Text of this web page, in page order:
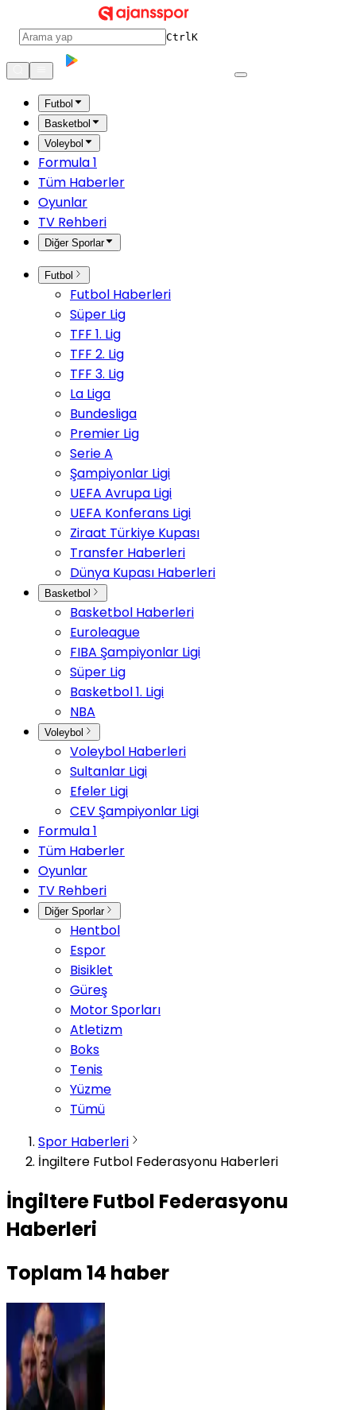
CtrlK
Futbol
Basketbol
Voleybol
Formula 1
Tüm Haberler
Oyunlar
TV Rehberi
Diğer Sporlar
Futbol
Futbol Haberleri
Süper Lig
TFF 1. Lig
TFF 2. Lig
TFF 3. Lig
La Liga
Bundesliga
Premier Lig
Serie A
Şampiyonlar Ligi
UEFA Avrupa Ligi
UEFA Konferans Ligi
Ziraat Türkiye Kupası
Transfer Haberleri
Dünya Kupası Haberleri
Basketbol
Basketbol Haberleri
Euroleague
FIBA Şampiyonlar Ligi
Süper Lig
Basketbol 1. Ligi
NBA
Voleybol
Voleybol Haberleri
Sultanlar Ligi
Efeler Ligi
CEV Şampiyonlar Ligi
Formula 1
Tüm Haberler
Oyunlar
TV Rehberi
Diğer Sporlar
Hentbol
Espor
Bisiklet
Güreş
Motor Sporları
Atletizm
Boks
Tenis
Yüzme
Tümü
Spor Haberleri
İngiltere Futbol Federasyonu Haberleri
İngiltere Futbol Federasyonu
Haberleri
Toplam14 haber